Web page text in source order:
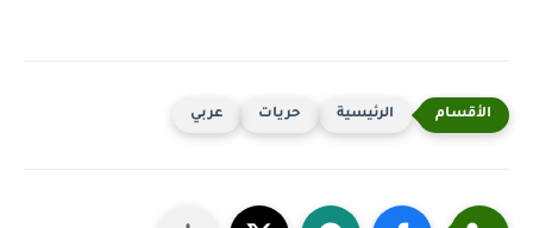
الرئيسية حريات عربي